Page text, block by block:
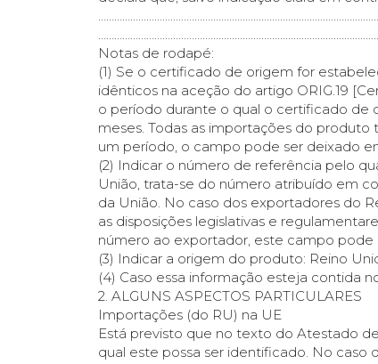
Notas de rodapé:
(1) Se o certificado de origem for
idênticos na aceção do artigo ORIG.19
o período durante o qual o certificado de
meses. Todas as importações do
um período, o campo pode ser deixado
(2) Indicar o número de referência pelo
União, trata-se do número atribuído em
da União. No caso dos exportadores do
as disposições legislativas e
número ao exportador, este campo pode
(3) Indicar a origem do produto: Reino
(4) Caso essa informação esteja contida
2. ALGUNS ASPECTOS PARTICULARES
Importações (do RU) na UE
Está previsto que no texto do Atestado
qual este possa ser identificado. No